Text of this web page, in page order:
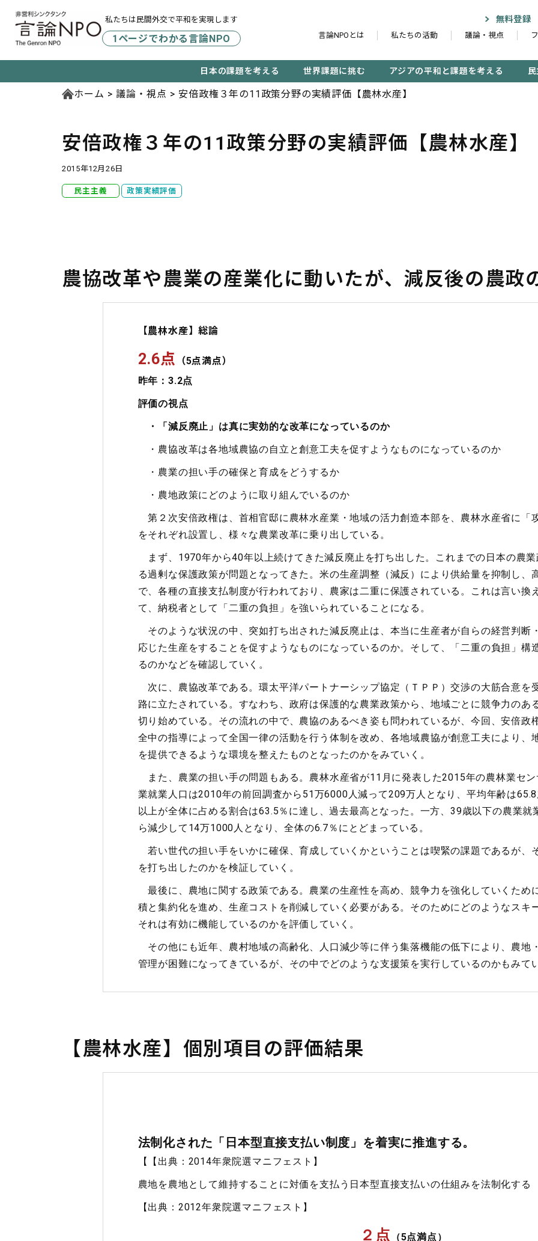
私たちは民間外交で平和を実現します
1ページでわかる言論NPO
無料登録
言論NPOとは 私たちの活動 議論・視点
日本の課題を考える 世界課題に挑む アジアの平和と課題を考える
記事検索する
ホーム 議論・視点 安倍政権３年の11政策分野の実績評価【農林水産】
安倍政権３年の11政策分野の実績評価【農林水産】
2015年12月26日
民主主義 政策実績評価
農協改革や農業の産業化に動いたが、減反後の農政
【農林水産】総論
2.6点
（5点満点）
昨年：3.2点
評価の視点
・「減反廃止」は真に実効的な改革になっているのか
・農協改革は各地域農協の自立と創意工夫を促すようなものになっているのか
・農業の担い手の確保と育成をどうするか
・農地政策にどのように取り組んでいるのか
第２次安倍政権は、首相官邸に農林水産業・地域の活力創造本部を、農林水産省に「
をそれぞれ設置し、様々な農業改革に乗り出している。
まず、1970年から40年以上続けてきた減反廃止を打ち出した。これまでの日本の農
る過剰な保護政策が問題となってきた。米の生産調整（減反）により供給量を抑制し、
で、各種の直接支払制度が行われており、農家は二重に保護されている。これは言い換
て、納税者として「二重の負担」を強いられていることになる。
そのような状況の中、突如打ち出された減反廃止は、本当に生産者が自らの経営判断
応じた生産をすることを促すようなものになっているのか。そして、「二重の負担」構
るのかなどを確認していく。
次に、農協改革である。環太平洋パートナーシップ協定（ＴＰＰ）交渉の大筋合意を
路に立たされている。すなわち、政府は保護的な農業政策から、地域ごとに競争力のあ
切り始めている。その流れの中で、農協のあるべき姿も問われているが、今回、安倍政
全中の指導によって全国一律の活動を行う体制を改め、各地域農協が創意工夫により、
を提供できるような環境を整えたものとなったのかをみていく。
また、農業の担い手の問題もある。農林水産省が11月に発表した2015年の農林業セ
業就業人口は2010年の前回調査から51万6000人減って209万人となり、平均年齢は
以上が全体に占める割合は63.5％に達し、過去最高となった。一方、39歳以下の農業
ら減少して14万1000人となり、全体の6.7％にとどまっている。
若い世代の担い手をいかに確保、育成していくかということは喫緊の課題であるが、
を打ち出したのかを検証していく。
最後に、農地に関する政策である。農業の生産性を高め、競争力を強化していくため
積と集約化を進め、生産コストを削減していく必要がある。そのためにどのようなスキ
それは有効に機能しているのかを評価していく。
その他にも近年、農村地域の高齢化、人口減少等に伴う集落機能の低下により、農地
管理が困難になってきているが、その中でどのような支援策を実行しているのかもみて
【農林水産】個別項目の評価結果
法制化された「日本型直接支払い制度」を着実に推進する。
【【出典：2014年衆院選マニフェスト】
農地を農地として維持することに対価を支払う日本型直接支払いの仕組みを法制化する
【出典：2012年衆院選マニフェスト】
２点 （5点満点）